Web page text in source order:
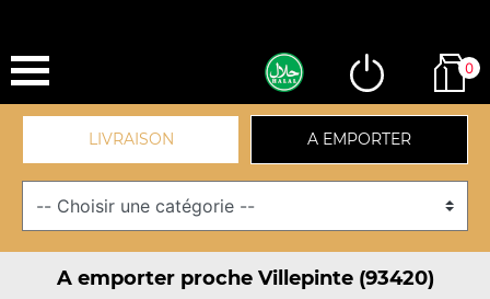
0
LIVRAISON A EMPORTER
A emporter proche Villepinte (93420)